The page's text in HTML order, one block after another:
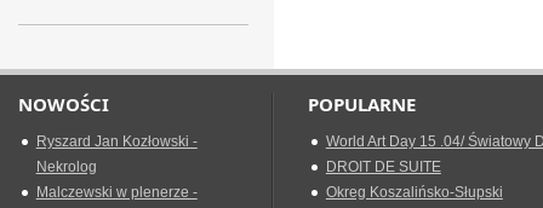
NOWOŚCI
Ryszard Jan Kozłowski -
Nekrolog
Malczewski w plenerze -
POPULARNE
World Art Day 15 .04/ Światowy
DROIT DE SUITE
Okreg Koszalińsko-Słupski